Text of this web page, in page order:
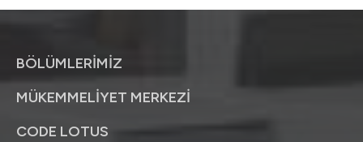
BÖLÜMLERİMİZ
MÜKEMMELİYET MERKEZİ
CODE LOTUS